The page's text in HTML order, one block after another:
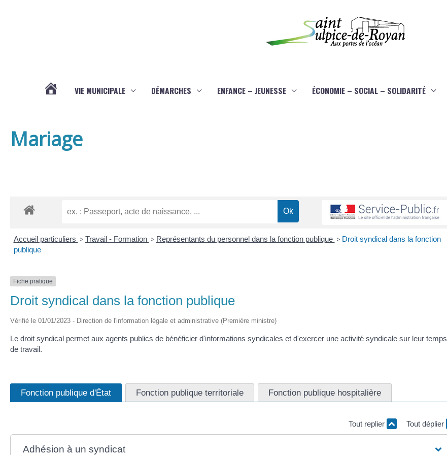
VIE MUNICIPALE DÉMARCHES ENFANCE – JEUNESSE ÉCONOMIE – SOCIAL – SOLIDARITÉ
Mariage
Accueil particuliers > Travail - Formation > Représentants du personnel dans la fonction publique > Droit syndical dans la fonction
publique
Fiche pratique
Droit syndical dans la fonction publique
Vérifié le 01/01/2023 - Direction de l'information légale et administrative (Première ministre)
Le droit syndical permet aux agents publics de bénéficier d'informations syndicales et d'exercer une activité syndicale sur leur temps
de travail.
Fonction publique d'État Fonction publique territoriale Fonction publique hospitalière
Tout replier Tout déplier
Adhésion à un syndicat